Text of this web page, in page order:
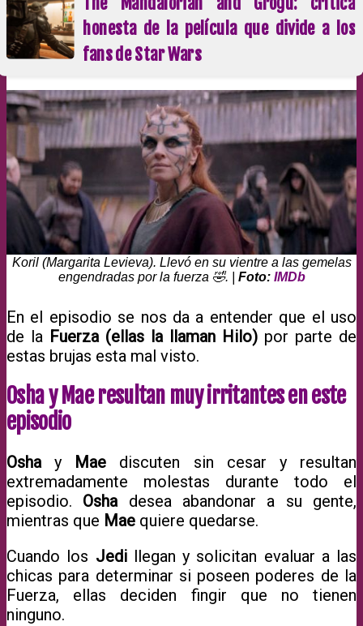
honesta de la película que divide a los
fans de Star Wars
Koril (Margarita Levieva). Llevó en su vientre a las gemelas
engendradas por la fuerza 🤣. | Foto: IMDb
En el episodio se nos da a entender que el uso
de la Fuerza (ellas la llaman Hilo) por parte de
estas brujas esta mal visto.
Osha y Mae resultan muy irritantes en este
episodio
Oshay Mae discuten sin cesar y resultan
extremadamente molestas durante todo el
episodio. Oshadesea abandonar a su gente,
mientras que Mae quiere quedarse.
Cuando los Jedillegan y solicitan evaluar a las
chicas para determinar si poseen poderes de la
Fuerza, ellas deciden fingir que no tienen
ninguno.